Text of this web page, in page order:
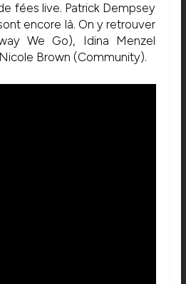
fées live. Patrick Dempsey
encore là. On y retrouver
We Go), Idina Menzel
Brown (Community).